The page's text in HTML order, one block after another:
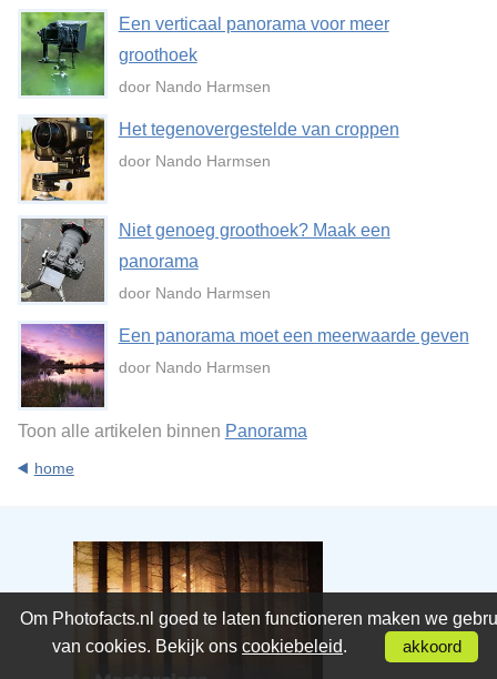
Een verticaal panorama voor meer
groothoek
door Nando Harmsen
Het tegenovergestelde van croppen
door Nando Harmsen
Niet genoeg groothoek? Maak een
panorama
door Nando Harmsen
Een panorama moet een meerwaarde geven
door Nando Harmsen
Toon alle artikelen binnen Panorama
home
Om Photofacts.nl goed te laten functioneren maken we
van cookies. Bekijk ons cookiebeleid. akkoord